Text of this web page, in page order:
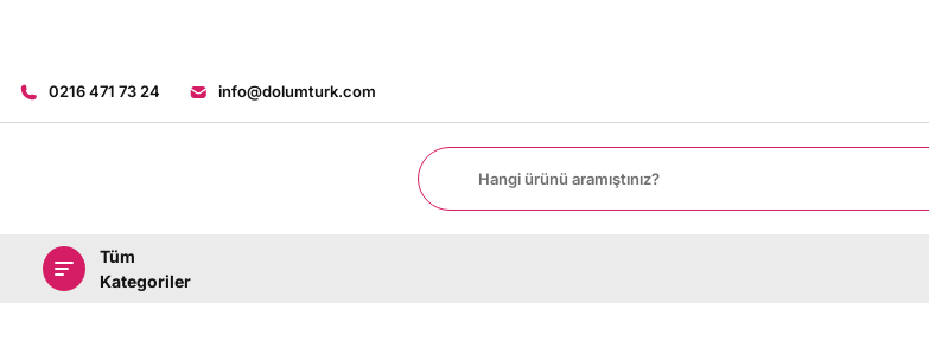
0216 471 73 24 info@dolumturk.com
Tüm
Kategoriler